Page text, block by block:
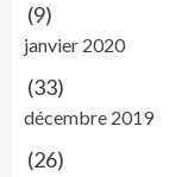
(9)
janvier 2020
(33)
décembre 2019
(26)